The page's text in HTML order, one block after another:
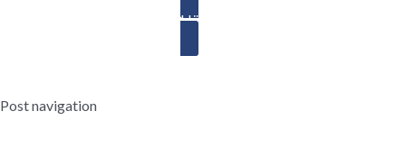
Händler finden
Post navigation